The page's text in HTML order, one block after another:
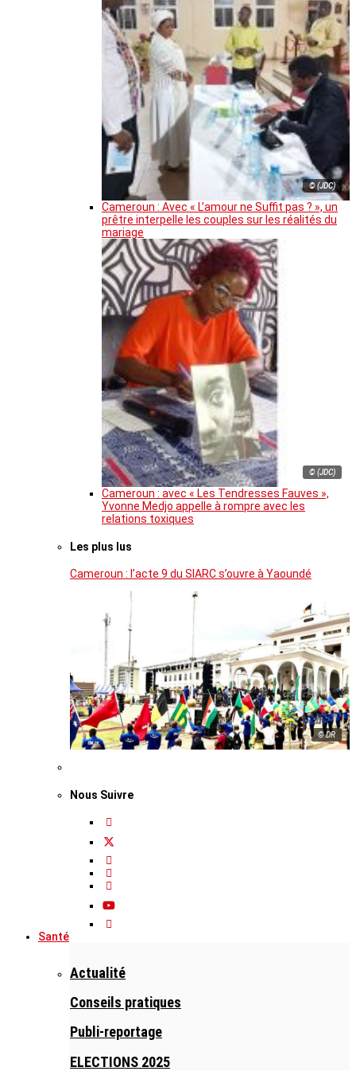
© (JDC)
Cameroun : Avec « L’amour ne Suffit pas ? », un
prêtre interpelle les couples sur les réalités du
mariage
© (JDC)
Cameroun : avec « Les Tendresses Fauves »,
Yvonne Medjo appelle à rompre avec les
relations toxiques
Les plus lus
Cameroun : l’acte 9 du SIARC s’ouvre à Yaoundé
© DR
Nous Suivre
Santé
Actualité
Conseils pratiques
Publi-reportage
ELECTIONS 2025